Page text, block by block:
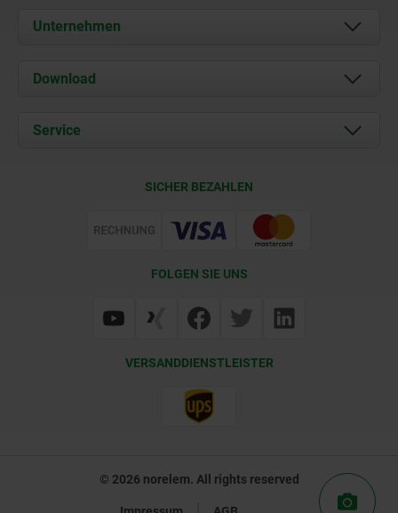
Unternehmen
Über uns
Kontakt
Download
Service
SICHER BEZAHLEN
FOLGEN SIE UNS
VERSANDDIENSTLEISTER
© 2026 norelem. All rights reserved